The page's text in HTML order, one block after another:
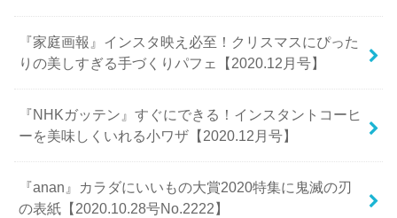
『家庭画報』インスタ映え必至！クリスマスにぴった
りの美しすぎる手づくりパフェ【2020.12月号】
『NHKガッテン』すぐにできる！インスタントコーヒ
ーを美味しくいれる小ワザ【2020.12月号】
『anan』カラダにいいもの大賞2020特集に鬼滅の刃
の表紙【2020.10.28号No.2222】